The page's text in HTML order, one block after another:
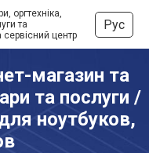
оргтехніка,
та
центр
Рус
магазин та
та послуги /
ноутбуков,